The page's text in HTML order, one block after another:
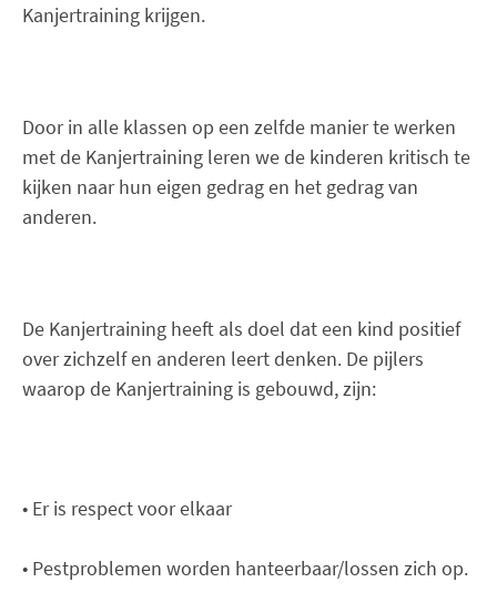
Kanjertraining krijgen.
Door in alle klassen op een zelfde manier te werken
met de Kanjertraining leren we de kinderen kritisch te
kijken naar hun eigen gedrag en het gedrag van
anderen.
De Kanjertraining heeft als doel dat een kind positief
over zichzelf en anderen leert denken. De pijlers
waarop de Kanjertraining is gebouwd, zijn:
• Er is respect voor elkaar
• Pestproblemen worden hanteerbaar/lossen zich op.